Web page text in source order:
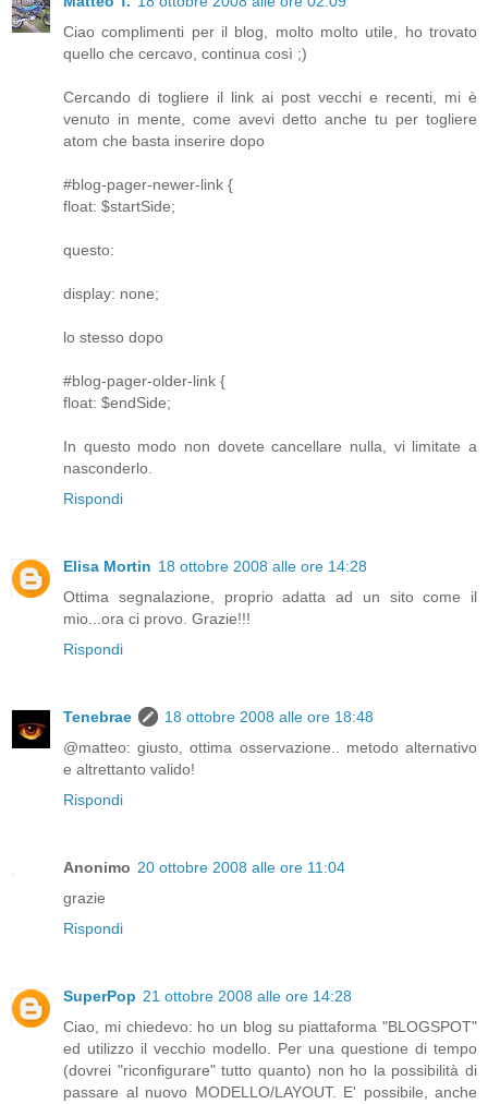
Ciao complimenti per il blog, molto molto utile, ho trovato
quello che cercavo, continua così ;)
Cercando di togliere il link ai post vecchi e recenti, mi è
venuto in mente, come avevi detto anche tu per togliere
atom che basta inserire dopo
#blog-pager-newer-link {
float: $startSide;
questo:
display: none;
lo stesso dopo
#blog-pager-older-link {
float: $endSide;
In questo modo non dovete cancellare nulla, vi limitate a
nasconderlo.
Rispondi
Elisa Mortin 18 ottobre 2008 alle ore 14:28
Ottima segnalazione, proprio adatta ad un sito come il
mio...ora ci provo. Grazie!!!
Rispondi
Tenebrae
18 ottobre 2008 alle ore 18:48
@matteo: giusto, ottima osservazione.. metodo alternativo
e altrettanto valido!
Rispondi
Anonimo 20 ottobre 2008 alle ore 11:04
grazie
Rispondi
SuperPop 21 ottobre 2008 alle ore 14:28
Ciao, mi chiedevo: ho un blog su piattaforma "BLOGSPOT"
ed utilizzo il vecchio modello. Per una questione di tempo
(dovrei "riconfigurare" tutto quanto) non ho la possibilità di
passare al nuovo MODELLO/LAYOUT. E' possibile, anche